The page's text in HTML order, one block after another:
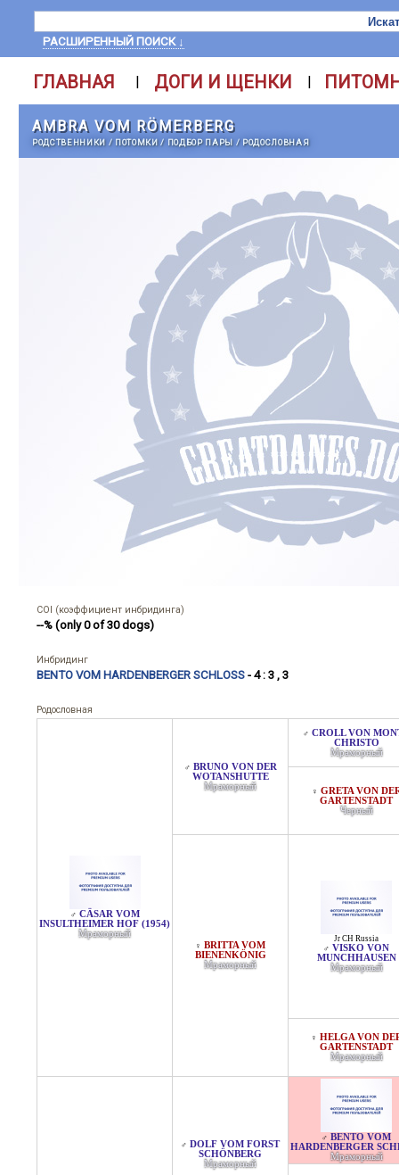
РАСШИРЕННЫЙ ПОИСК ↓
ГЛАВНАЯ | ДОГИ И ЩЕНКИ |
AMBRA VOM RÖMERBERG
РОДСТВЕННИКИ / ПОТОМКИ/ ПОДБОР ПАРЫ / РОДОСЛОВНАЯ
COI (коэффициент инбридинга)
--% (only 0 of 30 dogs)
Инбридинг
BENTO VOM HARDENBERGER SCHLOSS - 4 : 3 , 3
Родословная
♂ CÄSAR VOM
INSULTHEIMER HOF (1954)
Мраморный
♂ BRUNO VON DER
WOTANSHUTTE
Мраморный
♂ CROLL VON
CHRISTO
Мраморный
♀ GRETA VON
GARTENSTADT
Черный
♀ BRITTA VOM
BIENENKÖNIG
Мраморный
Jr CH Russia
♂ VISKO VON
MUNCHHAUSEN
Мраморный
♀ HELGA VON
GARTENSTADT
Мраморный
♂ DOLF VOM FORST
SCHÖNBERG
Мраморный
♂ BENTO VOM
HARDENBERGER
Мраморный